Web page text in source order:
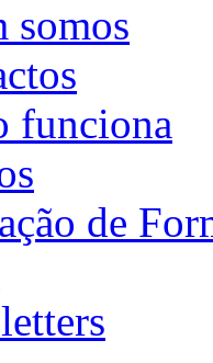
somos
funciona
de